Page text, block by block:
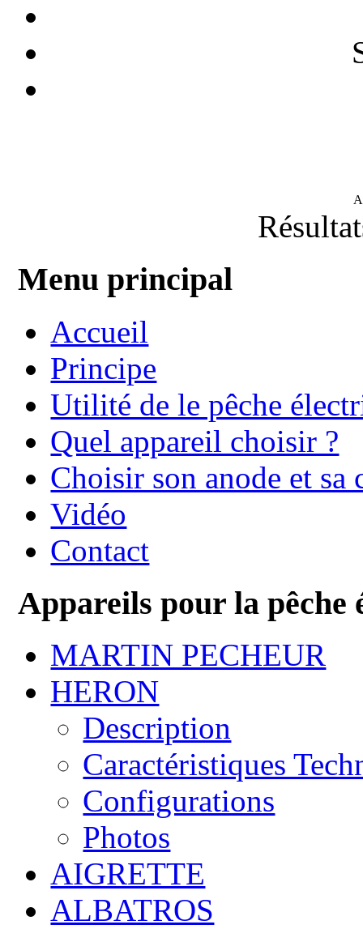
Menu principal
Accueil
Principe
Utilité de le pêche
Quel appareil choisir ?
Choisir son anode et sa
Vidéo
Contact
Appareils pour la pêche
MARTIN PECHEUR
HERON
Description
Caractéristiques
Configurations
Photos
AIGRETTE
ALBATROS